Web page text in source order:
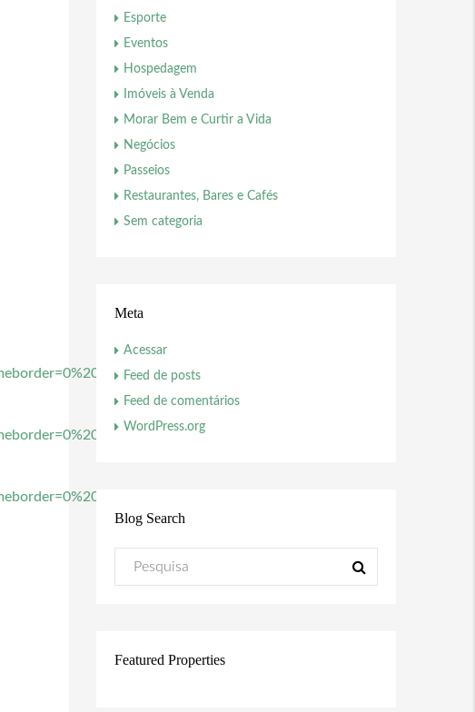
iframe
iframe
iframe
Esporte
Eventos
Hospedagem
Imóveis à Venda
Morar Bem e Curtir a Vida
Negócios
Passeios
Restaurantes, Bares e Cafés
Sem categoria
Meta
Acessar
Feed de posts
Feed de comentários
WordPress.org
Blog Search
Featured Properties